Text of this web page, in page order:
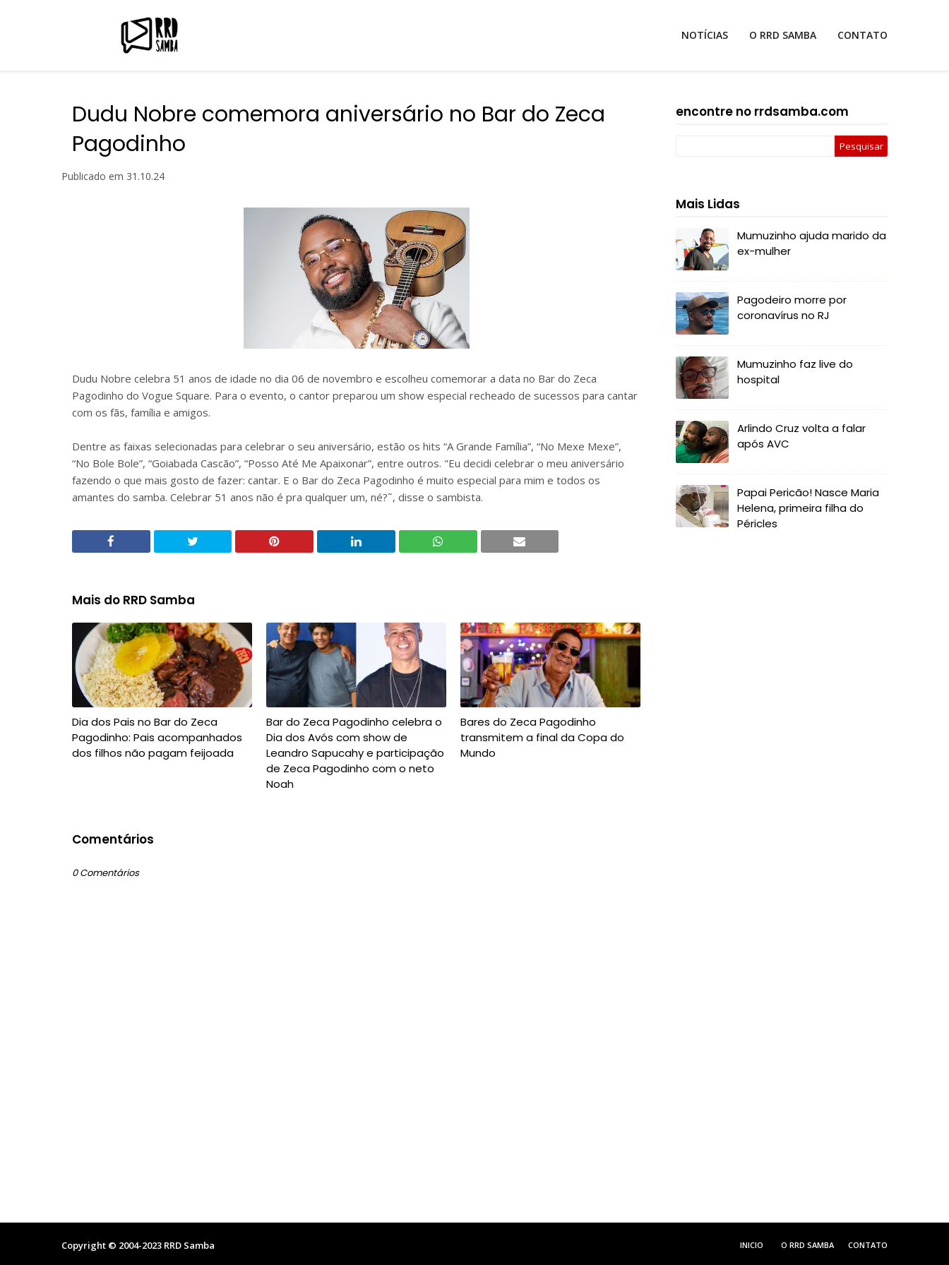
NOTÍCIAS O RRD SAMBA CONTATO
Dudu Nobre comemora aniversário no Bar do Zeca
Pagodinho
Publicado em 31.10.24
Dudu Nobre celebra 51 anos de idade no dia 06 de novembro e escolheu comemorar a data no Bar do Zeca
Pagodinho do Vogue Square. Para o evento, o cantor preparou um show especial recheado de sucessos para cantar
com os fãs, família e amigos.
Dentre as faixas selecionadas para celebrar o seu aniversário, estão os hits “A Grande Família”, “No Mexe Mexe”,
“No Bole Bole”, “Goiabada Cascão”, “Posso Até Me Apaixonar”, entre outros. "Eu decidi celebrar o meu aniversário
fazendo o que mais gosto de fazer: cantar. E o Bar do Zeca Pagodinho é muito especial para mim e todos os
amantes do samba. Celebrar 51 anos não é pra qualquer um, né?˜, disse o sambista.
Mais do RRD Samba
Dia dos Pais no Bar do Zeca
Pagodinho: Pais acompanhados
dos filhos não pagam feijoada
Bar do Zeca Pagodinho celebra o
Dia dos Avós com show de
Leandro Sapucahy e participação
de Zeca Pagodinho com o neto
Noah
Bares do Zeca Pagodinho
transmitem a final da Copa do
Mundo
Comentários
0 Comentários
encontre no rrdsamba.com
Mais Lidas
Mumuzinho ajuda marido da
ex-mulher
Pagodeiro morre por
coronavírus no RJ
Mumuzinho faz live do
hospital
Arlindo Cruz volta a falar
após AVC
Papai Pericão! Nasce Maria
Helena, primeira filha do
Péricles
INICIO O RRD SAMBA CONTATO
Copyright © 2004-2023 RRD Samba